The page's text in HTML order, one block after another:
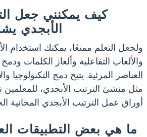
كيف يمكنني جعل
الأبجدي
ولجعل التعلم ممتعًا، يمكنك استخدام
والألعاب التفاعلية وألغاز الكلمات
العناصر المرئية. يتيح دمج التكنولوجيا
مثل منشئ الترتيب الأبجدي،
أوراق عمل الترتيب الأبجدي المجانية
ما هي بعض التطبيقات